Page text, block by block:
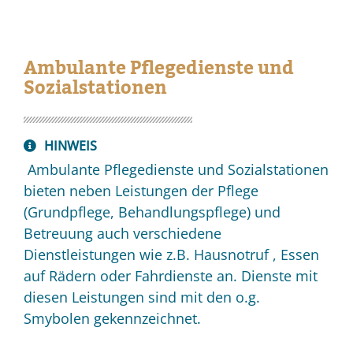
Ambulante Pflegedienste und
Sozialstationen
HINWEIS
Ambulante Pflegedienste und Sozialstationen
bieten neben Leistungen der Pflege
(Grundpflege, Behandlungspflege) und
Betreuung auch verschiedene
Dienstleistungen wie z.B. Hausnotruf , Essen
auf Rädern oder Fahrdienste an. Dienste mit
diesen Leistungen sind mit den o.g.
Smybolen gekennzeichnet.